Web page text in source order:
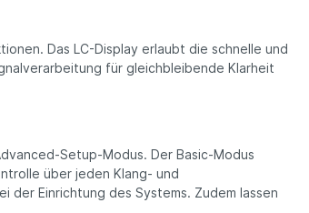
Das LC-Display erlaubt die schnelle und
für gleichbleibende Klarheit
Setup-Modus. Der Basic-Modus
über jeden Klang- und
Einrichtung des Systems. Zudem lassen